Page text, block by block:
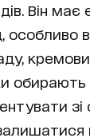
Він має
особливо
обирають